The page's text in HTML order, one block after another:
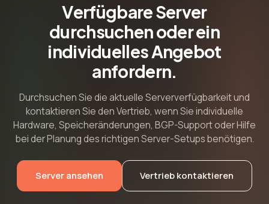
Verfügbare Server
durchsuchen oder ein
individuelles Angebot
anfordern.
Durchsuchen Sie die aktuelle Serververfügbarkeit und
kontaktieren Sie den Vertrieb, wenn Sie individuelle
Hardware, Speicheränderungen, BGP-Support oder Hilfe
bei der Planung des richtigen Server-Setups benötigen.
Server ansehen Vertrieb kontaktieren